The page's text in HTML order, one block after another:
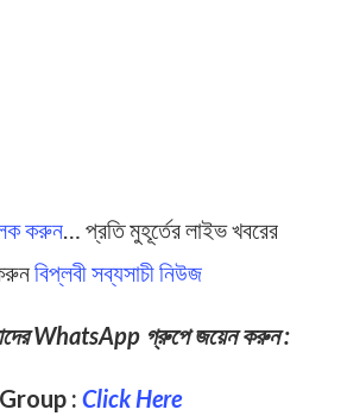
করুন… প্রতি মুহূর্তের লাইভ খবরের
বিপ্লবী সব্যসাচী নিউজ
WhatsApp গ্রুপে জয়েন করুন :
: Click Here